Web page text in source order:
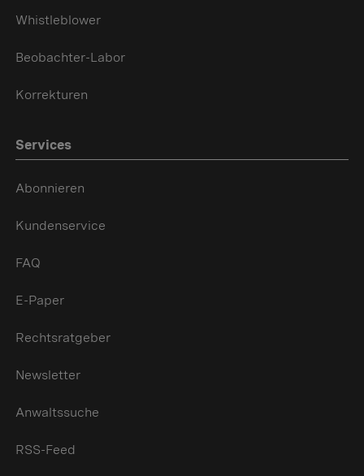
Whistleblower
Beobachter-Labor
Korrekturen
Services
Abonnieren
Kundenservice
FAQ
E-Paper
Rechtsratgeber
Newsletter
Anwaltssuche
RSS-Feed